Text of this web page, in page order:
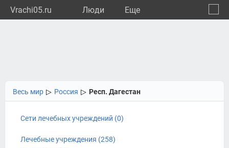
Vrachi05.ru Люди Eще
Весь мир ▷ Россия ▷ Респ. Дагестан
Сети лечебных учреждений (0)
Лечебные учреждения (258)